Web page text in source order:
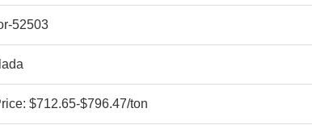
52503
$712.65-$796.47/ton